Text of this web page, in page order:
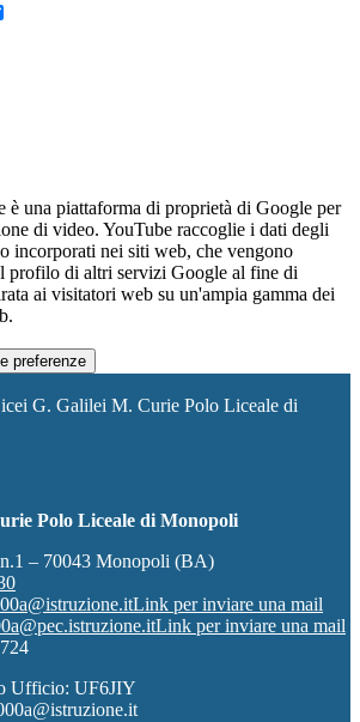
è una piattaforma di proprietà di Google per
di video. YouTube raccoglie i dati degli
incorporati nei siti web, che vengono
profilo di altri servizi Google al fine di
ai visitatori web su un'ampia gamma dei
preferenze
G. Galilei M. Curie Polo Liceale di
Polo Liceale di Monopoli
– 70043 Monopoli (BA)
Link per inviare una mail
Link per inviare una mail
Ufficio: UF6JIY